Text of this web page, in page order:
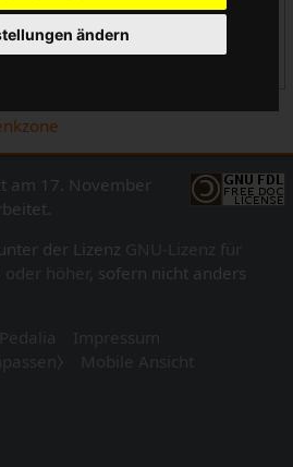
ändern
am 17. November
der Lizenz GNU-Lizenz für
höher , sofern nicht anders
Impressum
Mobile Ansicht